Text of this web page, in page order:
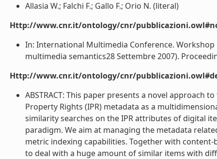
Allasia W.; Falchi F.; Gallo F.; Orio N. (literal)
Http://www.cnr.it/ontology/cnr/
In: International Multimedia Conference.
multimedia semantics28 Settembre 2007).
Http://www.cnr.it/ontology/cnr/
ABSTRACT: This paper presents a novel
Property Rights (IPR) metadata as a
similarity searches on the IPR attributes of digital
paradigm. We aim at managing the metadata
metric indexing capabilities. Together with
to deal with a huge amount of similar items with